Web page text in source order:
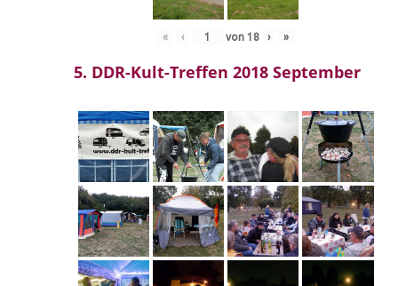
« ‹ von 18 › »
5. DDR-Kult-Treffen 2018 September